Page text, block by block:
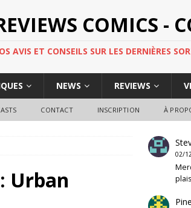
COMICS -
AVIS ET CONSEILS SUR LES DERNIÈRES
NEWS REVIEWS
CONTACT INSCRIPTION À
Urban
02/